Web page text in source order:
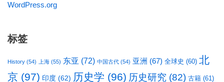
WordPress.org
标签
History (54) 上海 (55) 东亚 (72) 中国古代 (54) 亚洲 (67) 全球史 (60) 北
京 (97) 印度 (62) 历史学 (96) 历史研究 (82) 古籍 (61)